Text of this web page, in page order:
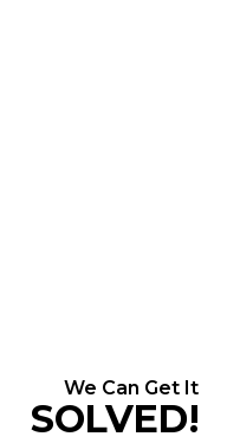
We Can Get It
SOLVED!